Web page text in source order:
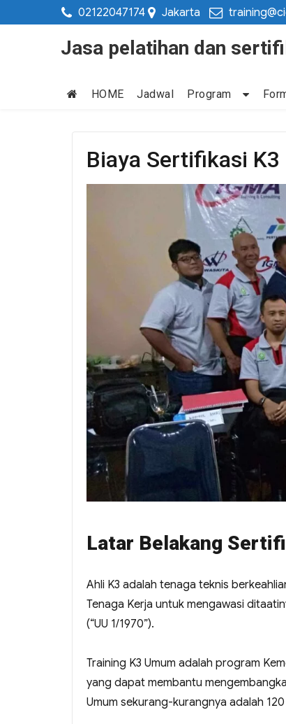
02122047174 Jakarta
Jasa pelatihan dan
HOME Jadwal Program
Biaya Sertifikasi K3
Latar Belakang
Ahli K3 adalah tenaga teknis
Tenaga Kerja untuk mengawasi
(“UU 1/1970”).
Training K3 Umum adalah program
yang dapat membantu
Umum sekurang-kurangnya adalah